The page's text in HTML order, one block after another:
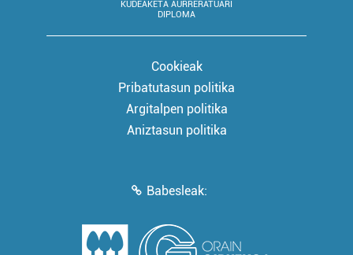
KUDEAKETA AURRERATUARI
DIPLOMA
Cookieak
Pribatutasun politika
Argitalpen politika
Aniztasun politika
Babesleak: